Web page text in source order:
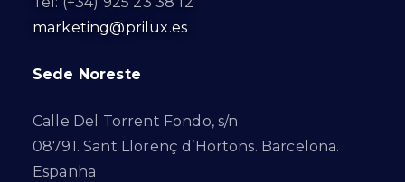
marketing@prilux.es
Sede Noreste
Calle Del Torrent Fondo, s/n
08791. Sant Llorenç d’Hortons. Barcelona.
Espanha